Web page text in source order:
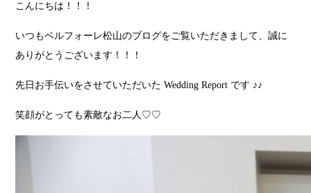
こんにちは！！！
いつもベルフォーレ松山のブログをご覧いただきまして、誠に
ありがとうございます！！！
先日お手伝いをさせていただいた Wedding Report です ♪♪
笑顔がとっても素敵なお二人♡♡